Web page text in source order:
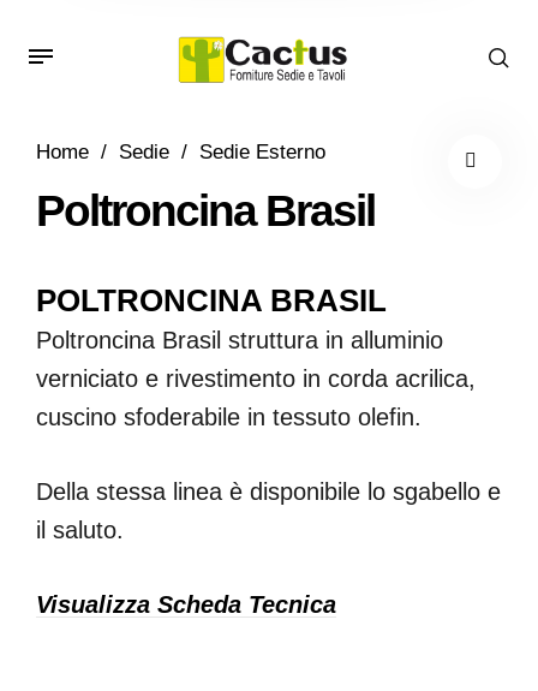
Home / Sedie / Sedie Esterno
Poltroncina Brasil
POLTRONCINA BRASIL
Poltroncina Brasil struttura in alluminio
verniciato e rivestimento in corda acrilica,
cuscino sfoderabile in tessuto olefin.
Della stessa linea è disponibile lo sgabello e
il saluto.
Visualizza Scheda Tecnica